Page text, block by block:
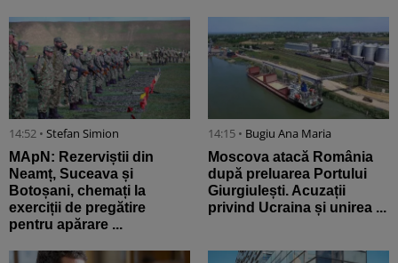
14:52 • Stefan Simion
MApN: Rezerviștii din
Neamț, Suceava și
Botoșani, chemați la
exerciții de pregătire
pentru apărare ...
14:15 • Bugiu ⁠Ana Maria
Moscova atacă România
după preluarea Portului
Giurgiulești. Acuzații
privind Ucraina și unirea ...